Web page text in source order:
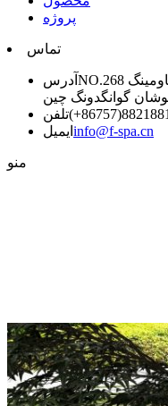
پروژه
تماس
آدرس NO.268 خیابان یانگشی شمالی. شهر یانگه. گاومینگ
گوانگدونگ چین
تلفن
ایمیل info@f-spa.cn
منو